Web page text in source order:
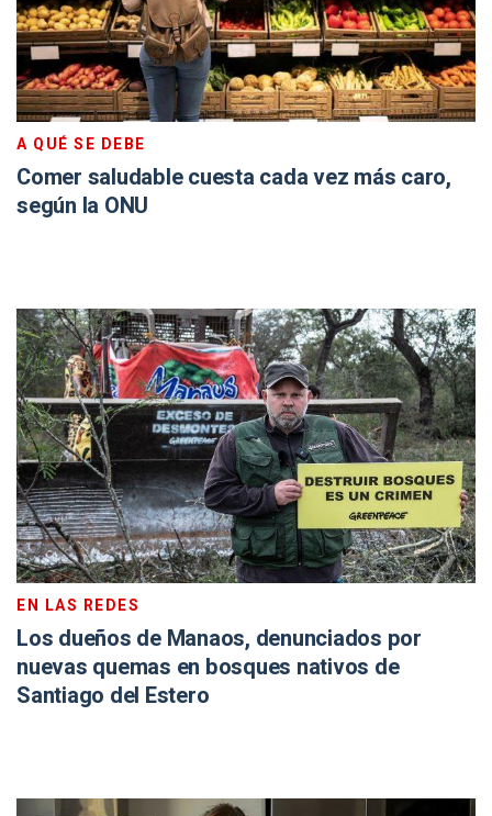
A QUÉ SE DEBE
Comer saludable cuesta cada vez más caro,
según la ONU
EN LAS REDES
Los dueños de Manaos, denunciados por
nuevas quemas en bosques nativos de
Santiago del Estero